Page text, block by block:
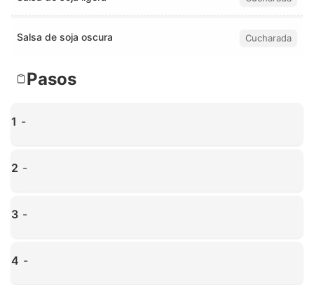
Salsa de soja oscura Cucharada
Pasos
1 -
2 -
3 -
4 -